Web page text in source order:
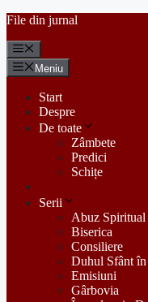
Sari
conținut
File din jurnal
Meniu
Start
Despre
De toate
Zâmbete
Predici
Schițe
Serii
Abuz Spiritual
Biserica
Consiliere
Duhul Sfânt
Emisiuni
Gârbovia